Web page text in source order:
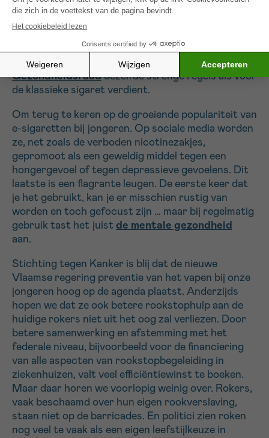
te krijgen. De behoefte en verslaving aan verhitte
tabak is iets dat we vanuit Stichting tegen Kanker
tabak geen rol en erkenning als rookstophulpmiddel
heeft en volgens het
advies van de Hoge
Gezondheidsraaddezelfde strenge regels als voor
de klassieke sigaret verdient.
Om terug te keren op de groeiende populariteit van
e-sigaretten bij jongeren. Op sociale media worden
ze, net zoals de verboden nicotinezakjes,
gepromoot als een geweldig middel tegen een
hongergevoel of tegen depressieve gevoelens. Dit
laatste is een flagrante leugen. De eerste keer dat
je het gebruikt, kan je er misschien rustig van
worden en toch gefocust zijn … maar bij regelmatig
gebruik tast het juist de mentale gezondheid
aan.
Stichting tegen Kanker is blij dat de nieuwe
Vlaamse regering preventie van het vapen bij onze
jongeren hoog op de agenda plaatst. Anderzijds
hopen we dat ze ook betere rookstophulp aan de
huidige rokers niet uit het oog zal verliezen. Door
betere samenwerking en afstemming met het
federale niveau, bijvoorbeeld voor de financiering
van alle aspecten van rookstopbegeleiding in
ziekenhuizen, valt veel efficiëntiewinst te boeken.
Maar daar horen we voorlopig weinig over. Rokers,
vaak beschaamd over hun eigen rookverslaving,
staan niet op de barricades. En politici zien roken
nog veel te vaak als een eigen leefstijlkeuze in